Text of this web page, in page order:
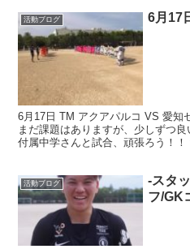
活動ブログ 6月17
6月17日 TM アクアパルコ VS 愛知
まだ課題はありますが、少しずつ
付属中学さんと試合、頑張ろう！！
活動ブログ
-スタ
フ/GK